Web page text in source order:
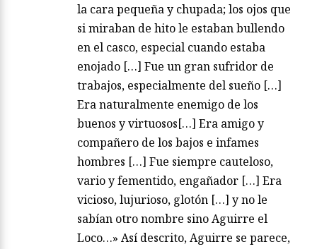
la cara pequeña y chupada; los ojos que
si miraban de hito le estaban bullendo
en el casco, especial cuando estaba
enojado […] Fue un gran sufridor de
trabajos, especialmente del sueño […]
Era naturalmente enemigo de los
buenos y virtuosos[…] Era amigo y
compañero de los bajos e infames
hombres […] Fue siempre cauteloso,
vario y fementido, engañador […] Era
vicioso, lujurioso, glotón […] y no le
sabían otro nombre sino Aguirre el
Loco…» Así descrito, Aguirre se parece,